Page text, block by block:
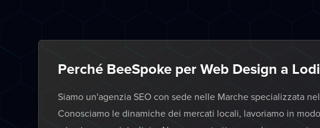
Perché BeeSpoke per Web Design a
Siamo un'agenzia SEO con sede nelle Marche specializzata
Conosciamo le dinamiche dei mercati locali, lavoriamo in